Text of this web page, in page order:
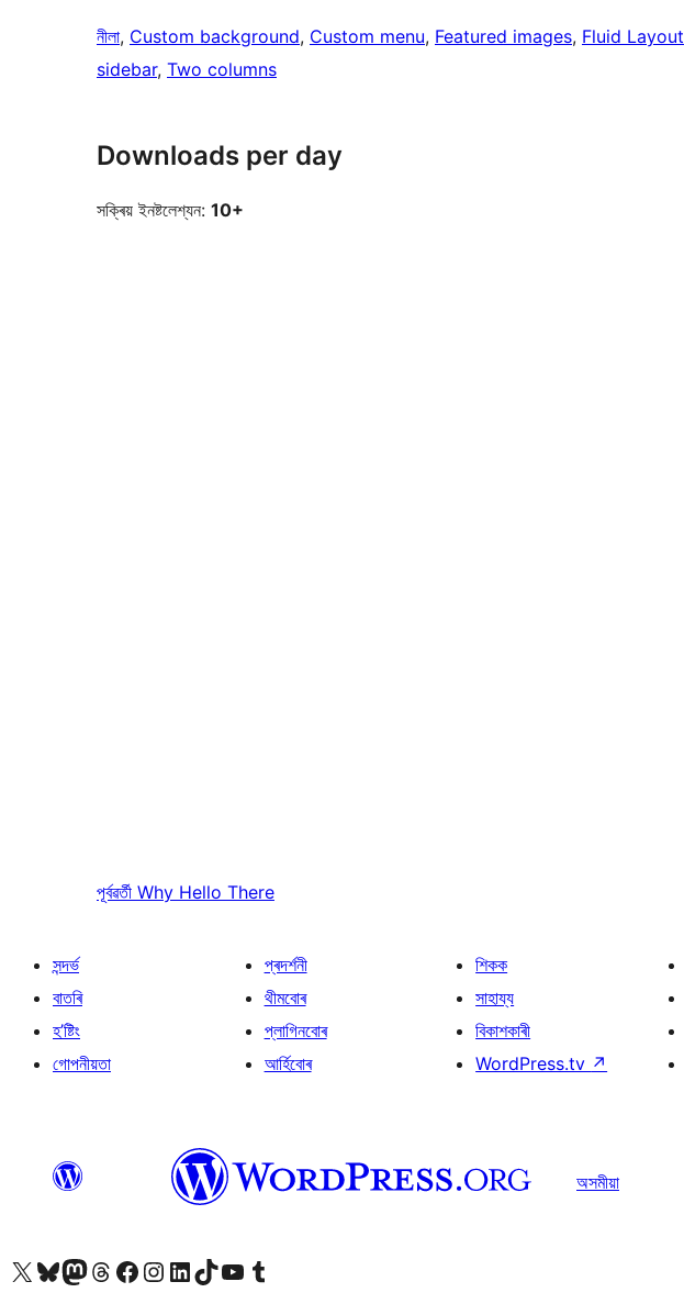
নীলা, Custom background, Custom menu, Featured images, Fluid Layout
sidebar, Two columns
Downloads per day
সক্ৰিয় ইনষ্টলেশ্যন: 10+
পূৰ্বৱৰ্তী Why Hello There
সন্দৰ্ভ
বাতৰি
হ’ষ্টিং
গোপনীয়তা
প্ৰদৰ্শনী
থীমবোৰ
প্লাগিনবোৰ
আৰ্হিবোৰ
শিকক
সাহায্য
বিকাশকাৰী
WordPress.tv ↗
অসমীয়া
আমাৰ X (আগৰ Twitter) একাউণ্টলৈ যাওকআমাৰ Bluesky একাউণ্টলৈ যাওকআমাৰ Mastodon একাউণ্টলৈ যাওকআমাৰ Threads একাউণ্টলৈ যাওকআমাৰ Facebook পৃষ্ঠালৈ যাওকআমাৰ Instagram একাউণ্টলৈ যাওকআমাৰ LinkedIn একাউণ্টলৈ যাওকআমাৰ TikTok একাউণ্টলৈ যাওকআমাৰ YouTube চেনেললৈ যাওকআমাৰ Tumblr একাউণ্টলৈ যাওক